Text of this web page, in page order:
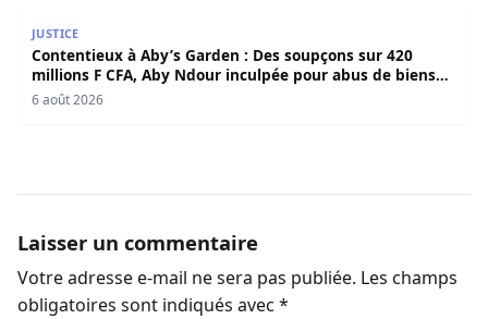
JUSTICE
Contentieux à Aby’s Garden : Des soupçons sur 420
millions F CFA, Aby Ndour inculpée pour abus de biens
sociaux
6 août 2026
Laisser un commentaire
Votre adresse e-mail ne sera pas publiée. Les champs
obligatoires sont indiqués avec *